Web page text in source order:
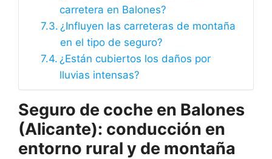
carretera en Balones?
¿Influyen las carreteras de montaña
en el tipo de seguro?
¿Están cubiertos los daños por
lluvias intensas?
Seguro de coche en Balones
(Alicante): conducción en
entorno rural y de montaña